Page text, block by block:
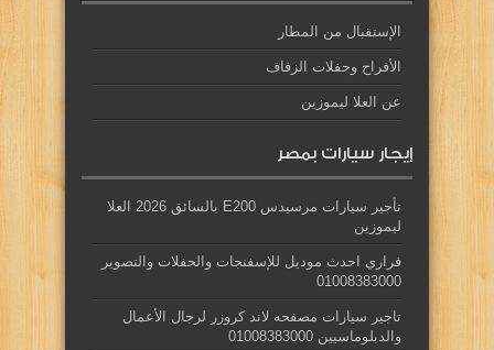
الإستقبال من المطار
الأفراح وحفلات الزفاف
عن العلا ليموزين
إيجار سيارات بمصر
تأجير سيارات مرسيدس E200 بالسائق 2026 العلا
ليموزين
فراري احدث موديل للإسفنجات والحفلات والتصوير
01008383000
تاجير سيارات مصفحه لاند كروزر لرجال الأعمال
والدبلوماسيين 01008383000